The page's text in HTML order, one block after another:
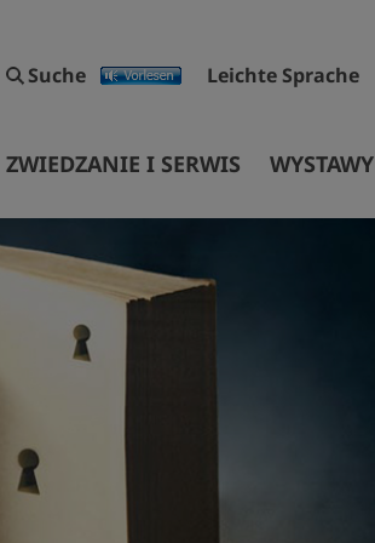
Suche Leichte Sprache
ZWIEDZANIE I SERWIS
OPROWADZANIE & CENY
DOJAZD
DOSTĘP BEZ PRZESZKÓD
WYNAJEM
Anfragen und Recherchen
WYSTAWY